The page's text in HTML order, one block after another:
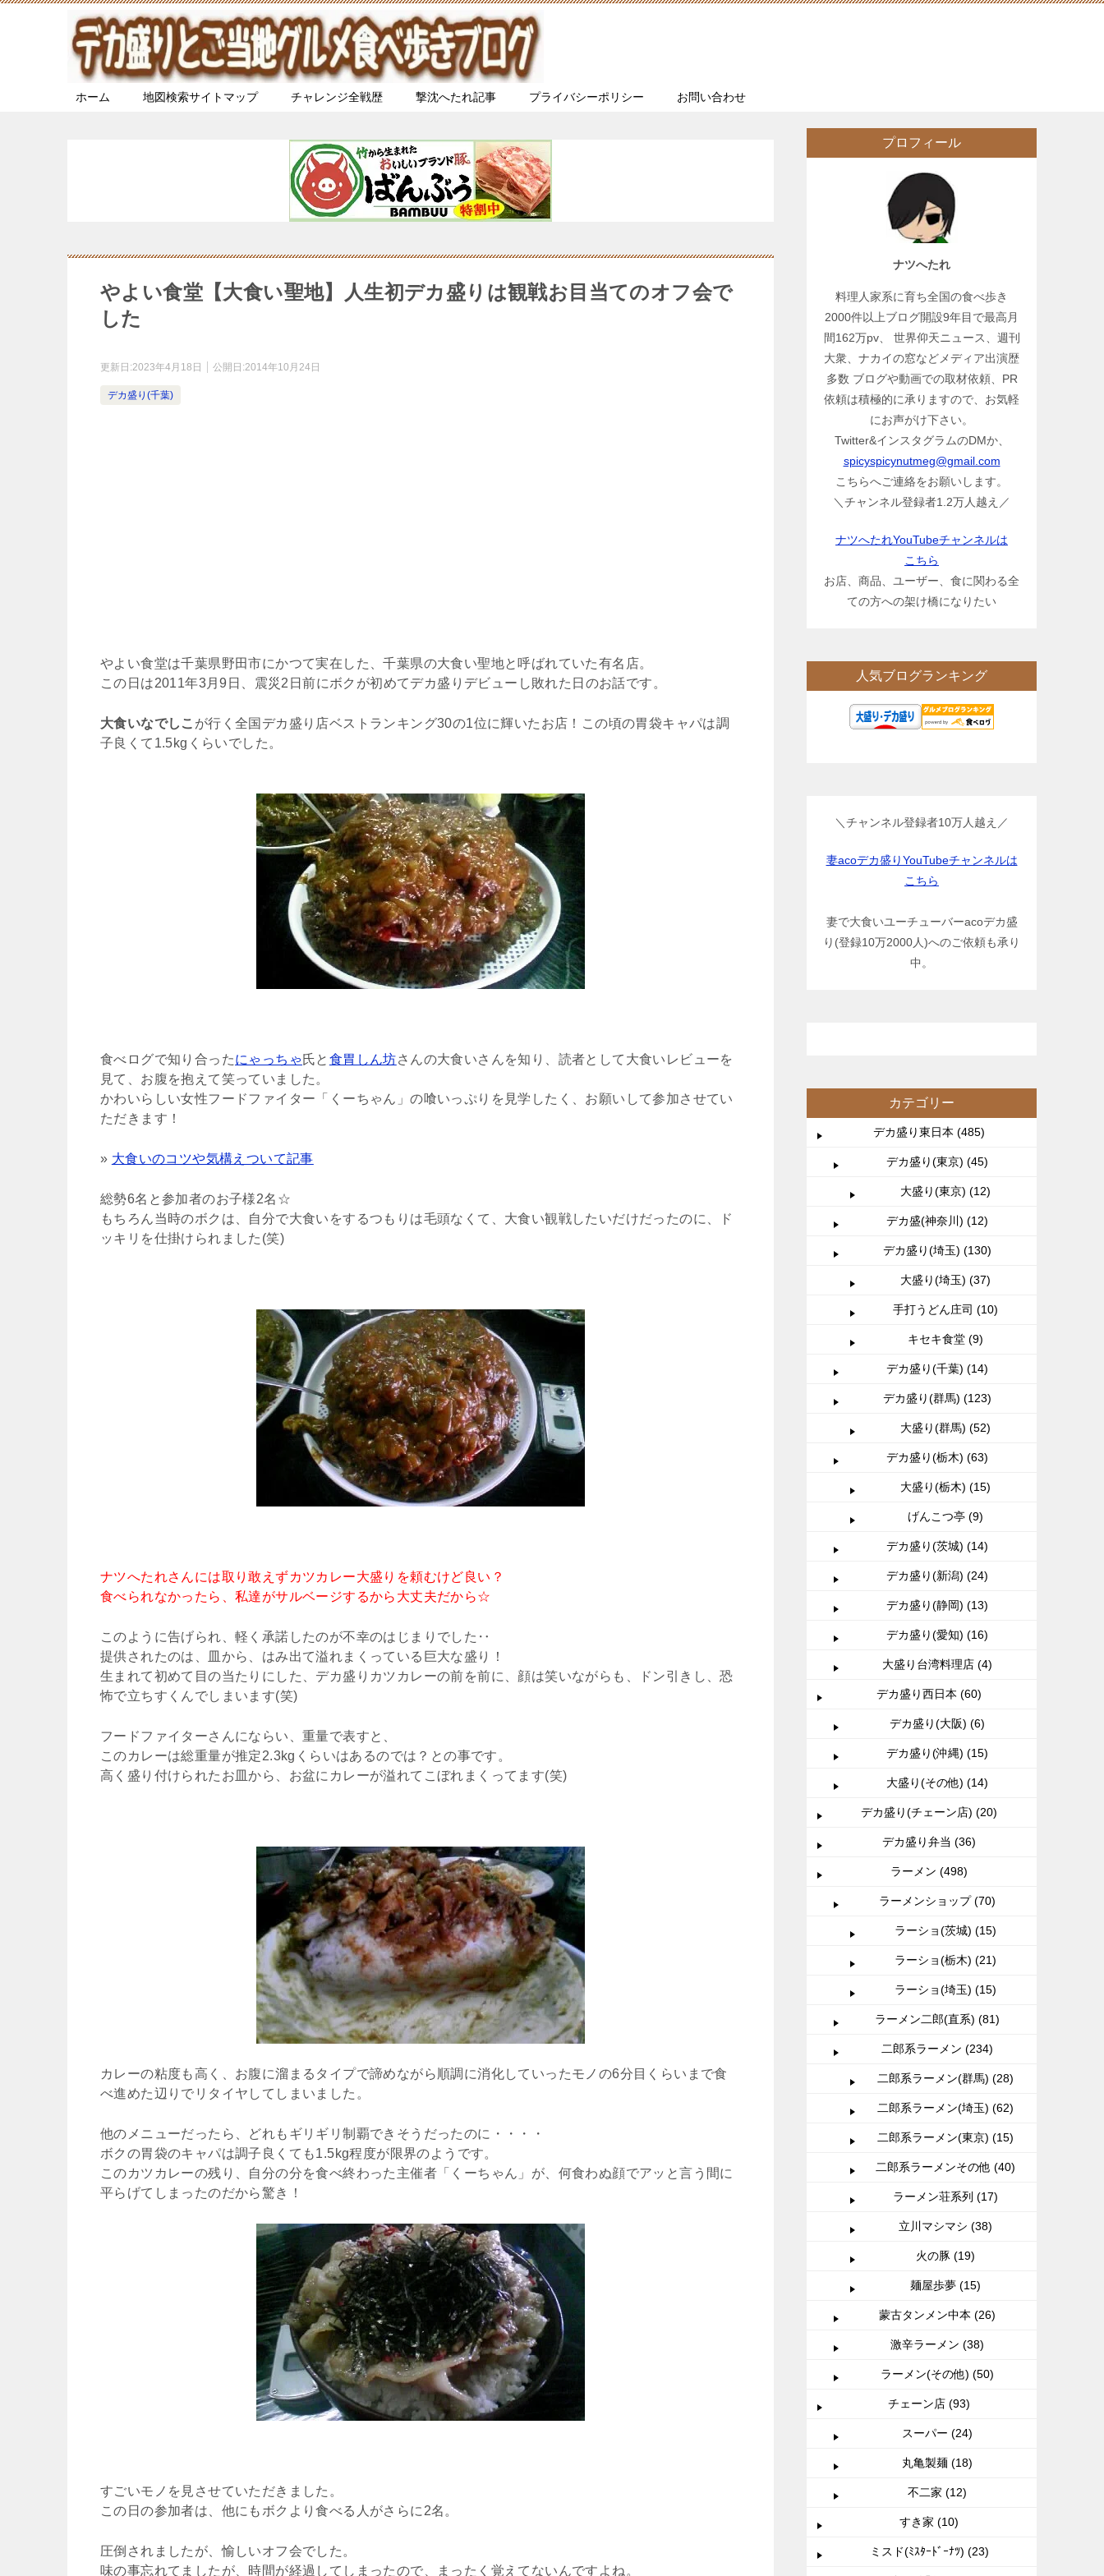
ホーム 地図検索サイトマップ チャレンジ全戦歴 撃沈へたれ記事 プライバシーポリシー お問い合わせ
やよい食堂【大食い聖地】人生初デカ盛りは観戦お目当てのオフ会で
した
更新日:2023年4月18日 公開日:2014年10月24日
デカ盛り(千葉)
やよい食堂は千葉県野田市にかつて実在した、千葉県の大食い聖地と呼ばれていた有名店。
この日は2011年3月9日、震災2日前にボクが初めてデカ盛りデビューし敗れた日のお話です。
大食いなでしこ が行く全国デカ盛り店ベストランキング30の1位に輝いたお店！この頃の胃袋キャパは調
子良くて1.5kgくらいでした。
食べログで知り合ったにゃっちゃ 氏と 食胃しん坊さんの大食いさんを知り、読者として大食いレビューを
見て、お腹を抱えて笑っていました。
かわいらしい女性フードファイター「くーちゃん」の喰いっぷりを見学したく、お願いして参加させてい
ただきます！
» 大食いのコツや気構えついて記事
総勢6名と参加者のお子様2名☆
もちろん当時のボクは、自分で大食いをするつもりは毛頭なくて、大食い観戦したいだけだったのに、ド
ッキリを仕掛けられました(笑)
ナツへたれさんには取り敢えずカツカレー大盛りを頼むけど良い？
食べられなかったら、私達がサルベージするから大丈夫だから☆
このように告げられ、軽く承諾したのが不幸のはじまりでした‥
提供されたのは、皿から、はみ出て溢れまくっている巨大な盛り！
生まれて初めて目の当たりにした、デカ盛りカツカレーの前を前に、顔は笑いながらも、ドン引きし、恐
怖で立ちすくんでしまいます(笑)
フードファイターさんにならい、重量で表すと、
このカレーは総重量が推定2.3kgくらいはあるのでは？との事です。
高く盛り付けられたお皿から、お盆にカレーが溢れてこぼれまくってます(笑)
カレーの粘度も高く、お腹に溜まるタイプで諦めながら順調に消化していったモノの6分目くらいまで食
べ進めた辺りでリタイヤしてしまいました。
他のメニューだったら、どれもギリギリ制覇できそうだったのに・・・・
ボクの胃袋のキャパは調子良くても1.5kg程度が限界のようです。
このカツカレーの残り、自分の分を食べ終わった主催者「くーちゃん」が、何食わぬ顔でアッと言う間に
平らげてしまったのだから驚き！
すごいモノを見させていただきました。
この日の参加者は、他にもボクより食べる人がさらに2名。
圧倒されましたが、愉しいオフ会でした。
味の事忘れてましたが、時間が経過してしまったので、まったく覚えてないんですよね。
プロフィール
ナツへたれ
料理人家系に育ち全国の食べ歩き
2000件以上ブログ開設9年目で最高月
間162万pv、 世界仰天ニュース、週刊
大衆、ナカイの窓などメディア出演歴
多数 ブログや動画での取材依頼、PR
依頼は積極的に承りますので、お気軽
にお声がけ下さい。
Twitter&インスタグラムのDMか、
spicyspicynutmeg@gmail.com
こちらへご連絡をお願いします。
＼チャンネル登録者1.2万人越え／
ナツへたれYouTubeチャンネルは
こちら
お店、商品、ユーザー、食に関わる全
ての方への架け橋になりたい
人気ブログランキング
＼チャンネル登録者10万人越え／
妻acoデカ盛りYouTubeチャンネルは
こちら
妻で大食いユーチューバーacoデカ盛
り(登録10万2000人)へのご依頼も承り
中。
カテゴリー
デカ盛り東日本 (485)
デカ盛り(東京) (45)
大盛り(東京) (12)
デカ盛(神奈川) (12)
デカ盛り(埼玉) (130)
大盛り(埼玉) (37)
手打うどん庄司 (10)
キセキ食堂 (9)
デカ盛り(千葉) (14)
デカ盛り(群馬) (123)
大盛り(群馬) (52)
デカ盛り(栃木) (63)
大盛り(栃木) (15)
げんこつ亭 (9)
デカ盛り(茨城) (14)
デカ盛り(新潟) (24)
デカ盛り(静岡) (13)
デカ盛り(愛知) (16)
大盛り台湾料理店 (4)
デカ盛り西日本 (60)
デカ盛り(大阪) (6)
デカ盛り(沖縄) (15)
大盛り(その他) (14)
デカ盛り(チェーン店) (20)
デカ盛り弁当 (36)
ラーメン (498)
ラーメンショップ (70)
ラーショ(茨城) (15)
ラーショ(栃木) (21)
ラーショ(埼玉) (15)
ラーメン二郎(直系) (81)
二郎系ラーメン (234)
二郎系ラーメン(群馬) (28)
二郎系ラーメン(埼玉) (62)
二郎系ラーメン(東京) (15)
二郎系ラーメンその他 (40)
ラーメン荘系列 (17)
立川マシマシ (38)
火の豚 (19)
麺屋歩夢 (15)
蒙古タンメン中本 (26)
激辛ラーメン (38)
ラーメン(その他) (50)
チェーン店 (93)
スーパー (24)
丸亀製麺 (18)
不二家 (12)
すき家 (10)
ミスド(ﾐｽﾀｰﾄﾞｰﾅﾂ) (23)